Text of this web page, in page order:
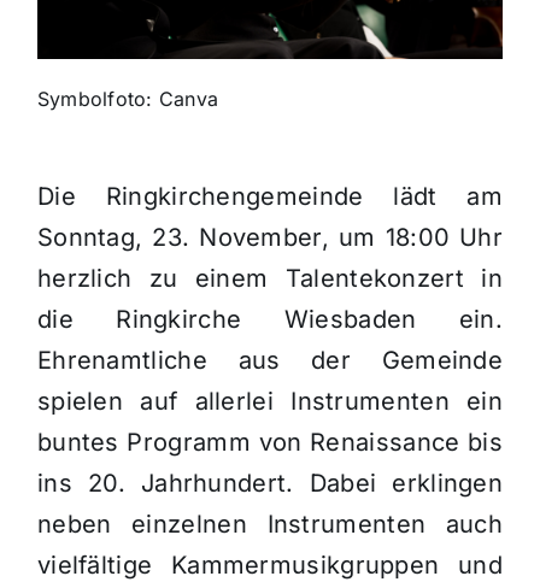
Themen und Termine
Symbolfoto: Canva
Die Ringkirchengemeinde lädt am
Sonntag, 23. November, um 18:00 Uhr
herzlich zu einem Talentekonzert in
die Ringkirche Wiesbaden ein.
Ehrenamtliche aus der Gemeinde
spielen auf allerlei Instrumenten ein
buntes Programm von Renaissance bis
ins 20. Jahrhundert. Dabei erklingen
neben einzelnen Instrumenten auch
vielfältige Kammermusikgruppen und